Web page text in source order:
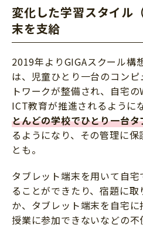
変化した学習スタイル
末を支給
2019年よりGIGAスクール構
は、児童ひとり一台のコン
トワークが整備され、自宅
ICT教育が推進されるように
とんどの学校でひとり一台
るようになり、その管理に
とも。
タブレット端末を用いて自
ることができたり、宿題に
か、タブレット端末を自宅
授業に参加できないなどの不